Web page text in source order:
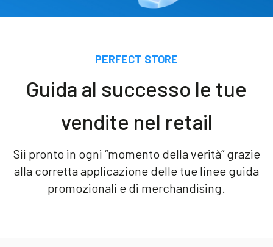
Blog
Akeron Corporate
Community
IT
PERFECT STORE​
Guida al successo le tue
vendite nel retail
Sii pronto in ogni “momento della verità” grazie
alla corretta applicazione delle tue linee guida
promozionali e di merchandising.